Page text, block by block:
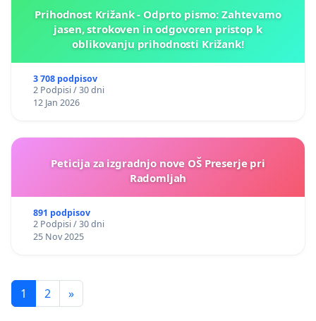
Prihodnost Križank - Odprto pismo: Zahtevamo
jasen, strokoven in odgovoren pristop k
oblikovanju prihodnosti Križank!
3 708 podpisov
2 Podpisi / 30 dni
12 Jan 2026
Peticija za izgradnjo nove OŠ Preserje pri
Radomljah
891 podpisov
2 Podpisi / 30 dni
25 Nov 2025
1 2 »